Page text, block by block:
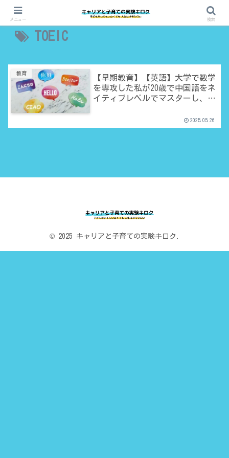
TOEIC
教育
【早期教育】【英語】大学で数学
を専攻した私が20歳で中国語をネ
イティブレベルでマスターし、つ
2025.05.26
© 2025 キャリアと子育ての実験キロク.
メニュー 検索